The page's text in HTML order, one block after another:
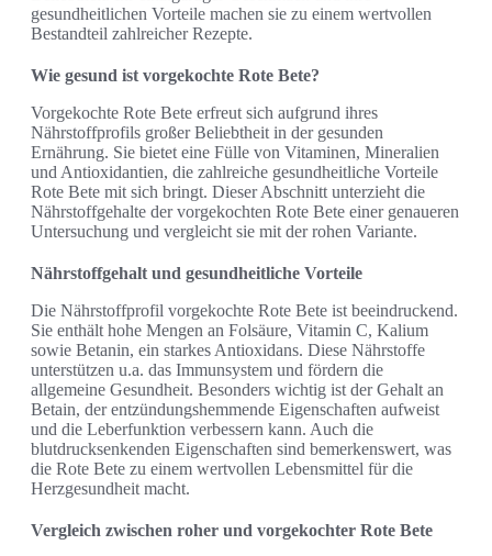
gesundheitlichen Vorteile machen sie zu einem wertvollen
Bestandteil zahlreicher Rezepte.
Wie gesund ist vorgekochte Rote Bete?
Vorgekochte Rote Bete erfreut sich aufgrund ihres
Nährstoffprofils großer Beliebtheit in der gesunden
Ernährung. Sie bietet eine Fülle von Vitaminen, Mineralien
und Antioxidantien, die zahlreiche gesundheitliche Vorteile
Rote Bete mit sich bringt. Dieser Abschnitt unterzieht die
Nährstoffgehalte der vorgekochten Rote Bete einer genaueren
Untersuchung und vergleicht sie mit der rohen Variante.
Nährstoffgehalt und gesundheitliche Vorteile
Die Nährstoffprofil vorgekochte Rote Bete ist beeindruckend.
Sie enthält hohe Mengen an Folsäure, Vitamin C, Kalium
sowie Betanin, ein starkes Antioxidans. Diese Nährstoffe
unterstützen u.a. das Immunsystem und fördern die
allgemeine Gesundheit. Besonders wichtig ist der Gehalt an
Betain, der entzündungshemmende Eigenschaften aufweist
und die Leberfunktion verbessern kann. Auch die
blutdrucksenkenden Eigenschaften sind bemerkenswert, was
die Rote Bete zu einem wertvollen Lebensmittel für die
Herzgesundheit macht.
Vergleich zwischen roher und vorgekochter Rote Bete